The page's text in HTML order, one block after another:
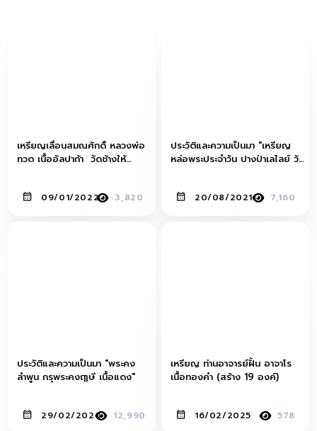
เหรียญเลื่อนสมณศักดิ์ หลวงพ่อ
ทวด เนื้ออัลปาก้า วัดช้างให้
09/01/2022 3,820
ประวัติและความเป็นมา "เหรียญ
หล่อพระประจำวัน ปางป่าเลไลย์ วัน
20/08/2021 7,160
ประวัติและความเป็นมา "พระคง
ลำพูน กรุพระคงฤๅษี เนื้อแดง"
29/02/2020 12,990
เหรียญ ท่านอาจารย์ฝั้น อาจาโร
เนื้อทองคำ (สร้าง 19 องค์)
16/02/2025 578